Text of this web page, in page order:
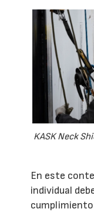
KASK Neck
En este
individual